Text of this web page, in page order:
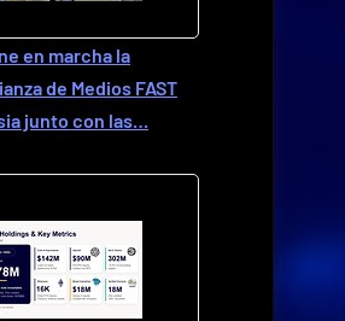
en marcha la
de Medios FAST
junto con las…